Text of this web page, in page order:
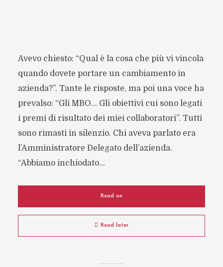
Avevo chiesto: “Qual è la cosa che più vi vincola
quando dovete portare un cambiamento in
azienda?”. Tante le risposte, ma poi una voce ha
prevalso: “Gli MBO… Gli obiettivi cui sono legati
i premi di risultato dei miei collaboratori”. Tutti
sono rimasti in silenzio. Chi aveva parlato era
l’Amministratore Delegato dell’azienda.
“Abbiamo inchiodato...
Read on
Read later